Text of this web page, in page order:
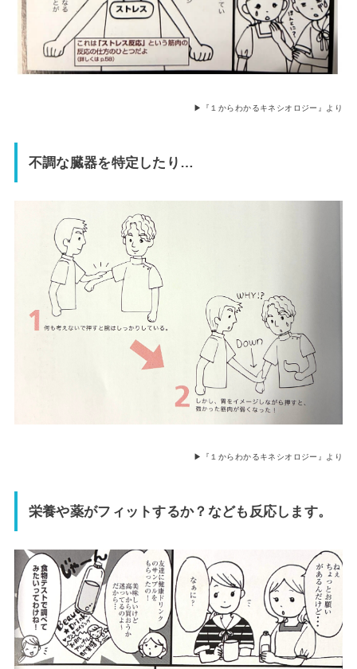
▶︎『１からわかるキネシオロジー』より
不調な臓器を特定したり…
▶︎『１からわかるキネシオロジー』より
栄養や薬がフィットするか？ なども反応します。